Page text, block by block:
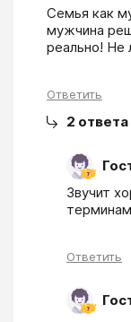
Семья как
мужчина
реально! Не
Ответить
2 ответа
Звучит
Ответить